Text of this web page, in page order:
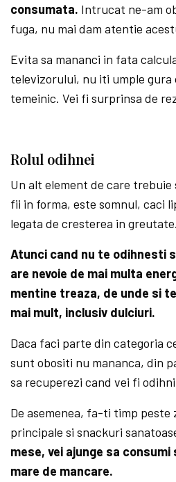
consumata. Intrucat ne-am
fuga, nu mai dam atentie
Evita sa mananci in fata
televizorului, nu iti umple gura
temeinic. Vei fi surprinsa de
Rolul odihnei
Un alt element de care trebuie
fii in forma, este somnul, caci
legata de cresterea in greutate.
Atunci cand nu te odihnesti
are nevoie de mai multa
mentine treaza, de unde si
mai mult, inclusiv dulciuri.
Daca faci parte din categoria
sunt obositi nu mananca, din
sa recuperezi cand vei fi
De asemenea, fa-ti timp peste
principale si snackuri
mese, vei ajunge sa
mare de mancare.